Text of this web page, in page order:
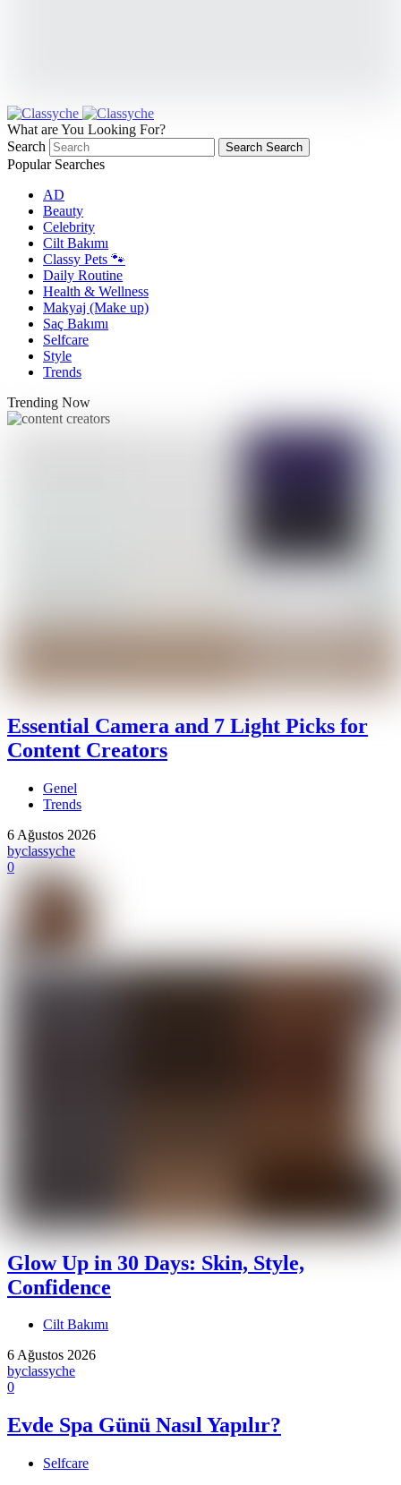
What are You Looking For?
Search
Search Search
Popular Searches
AD
Beauty
Celebrity
Cilt Bakımı
Classy Pets 🐾
Daily Routine
Health & Wellness
Makyaj (Make up)
Saç Bakımı
Selfcare
Style
Trends
Trending Now
Essential Camera and 7 Light Picks for
Content Creators
Genel
Trends
6 Ağustos 2026
byclassyche
0
Glow Up in 30 Days: Skin, Style,
Confidence
Cilt Bakımı
6 Ağustos 2026
byclassyche
0
Evde Spa Günü Nasıl Yapılır?
Selfcare